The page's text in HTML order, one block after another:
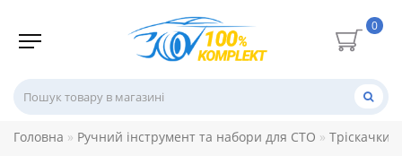
0
Головна Ручний інструмент та набори для СТО Тріскачки,